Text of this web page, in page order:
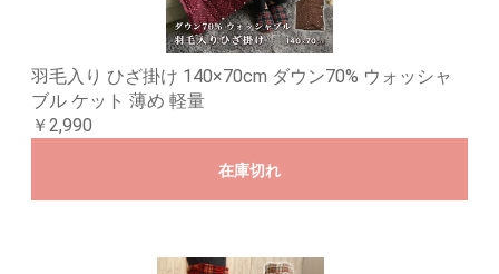
羽毛入り ひざ掛け 140×70cm ダウン70% ウォッシャ
ブル ケット 薄め 軽量
￥2,990
在庫切れ